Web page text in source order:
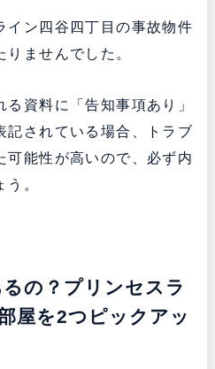
イン四谷四丁目の事故物件
ませんでした。
資料に「告知事項あり」
記されている場合、トラブ
可能性が高いので、必ず内
。
の？プリンセスラ
屋を2つピックアッ